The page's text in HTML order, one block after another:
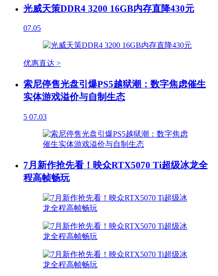
光威天策DDR4 3200 16GB内存直降430元
07.05
优惠直达 >
索尼停售光盘引爆PS5越狱潮：数字焦虑催生
实体游戏溢价与自制生态
5 07.03
7月新作抢先看！映众RTX5070 Ti超级冰龙全
程高帧畅玩